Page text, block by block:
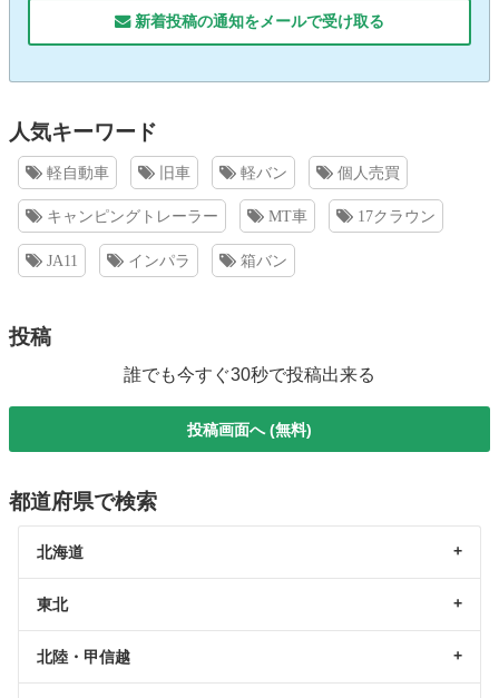
新着投稿の通知をメールで受け取る
人気キーワード
軽自動車 旧車 軽バン 個人売買
キャンピングトレーラー MT車 17クラウン
JA11 インパラ 箱バン
投稿
誰でも今すぐ30秒で投稿出来る
投稿画面へ (無料)
都道府県で検索
北海道
東北
北陸・甲信越